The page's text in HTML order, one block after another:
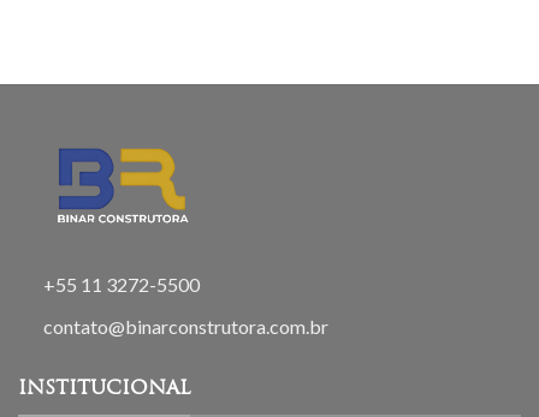
+55 11 3272-5500
contato@binarconstrutora.com.br
INSTITUCIONAL